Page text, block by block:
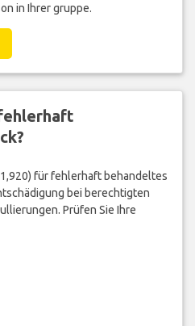
in Ihrer gruppe.
für fehlerhaft behandeltes
bei berechtigten
Prüfen Sie Ihre